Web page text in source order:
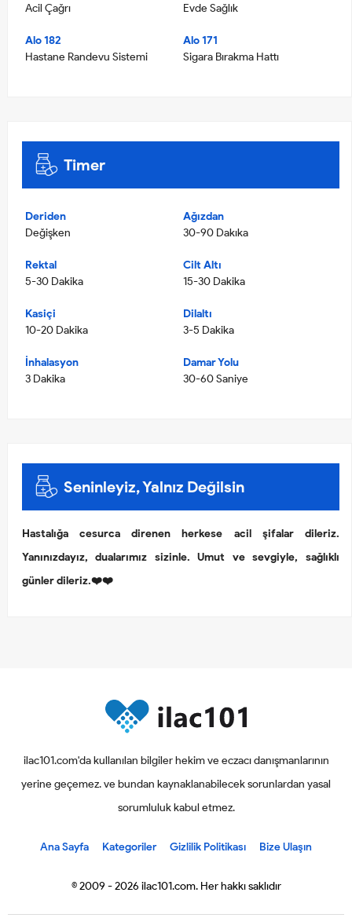
Acil Çağrı
Evde Sağlık
Alo 182
Hastane Randevu Sistemi
Alo 171
Sigara Bırakma Hattı
Timer
Deriden
Değişken
Ağızdan
30-90 Dakıka
Rektal
5-30 Dakika
Cilt Altı
15-30 Dakika
Kasiçi
10-20 Dakika
Dilaltı
3-5 Dakika
İnhalasyon
3 Dakika
Damar Yolu
30-60 Saniye
Seninleyiz, Yalnız Değilsin
Hastalığa cesurca direnen herkese acil şifalar dileriz.
Yanınızdayız, dualarımız sizinle. Umut ve sevgiyle, sağlıklı
günler dileriz.❤️❤️
ilac101.com'da kullanılan bilgiler hekim ve eczacı danışmanlarının
yerine geçemez. ve bundan kaynaklanabilecek sorunlardan yasal
sorumluluk kabul etmez.
Ana Sayfa Kategoriler Gizlilik Politikası Bize Ulaşın
© 2009 - 2026 ilac101.com. Her hakkı saklıdır